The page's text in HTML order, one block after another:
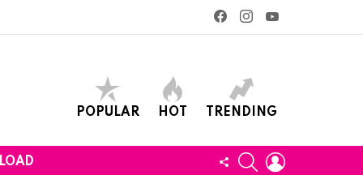
facebookinstagram
POPULAR HOT TRENDING
FOLLOWSEARCH